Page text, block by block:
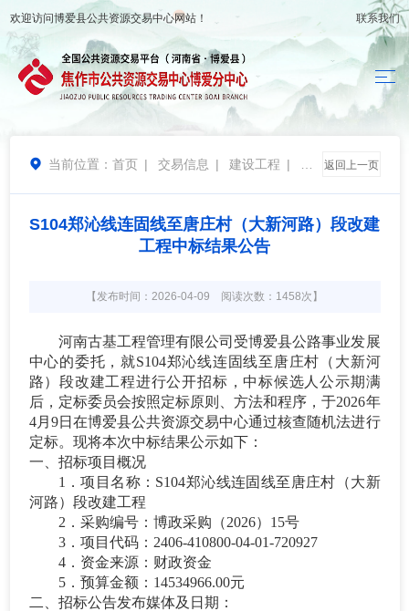
欢迎访问博爱县公共资源交易中心网站！ 联系我们
 当前位置： 首页 | 交易信息 | 建设工程 |
结
果公告
返回上一页
S104郑沁线连固线至唐庄村（大新河路）段改建
工程中标结果公告
【发布时间：2026-04-09 阅读次数：1458次】
河南古基工程管理有限公司 受博爱县公路事业发展
中心的委托，就S104郑沁线连固线至唐庄村（大新河
路）段改建工程进行公开招标，中标候选人公示期满
后，定标委员会按照定标原则、方法和程序，于2026年
4月 9日在博爱县公共资源交易中心通过核查随机法进行
定标。现将本次中标结果公示如下：
一、 招标项目概况
1．项目名称： S104郑沁线连固线至唐庄村（大新
河路）段改建工程
2． 采购编号：博政采购（2026） 15号
3． 项目代码： 2406-410800-04-01-720927
4． 资金来源：财政资金
5． 预算金额： 14534966.00元
二、招标公告发布媒体及日期：